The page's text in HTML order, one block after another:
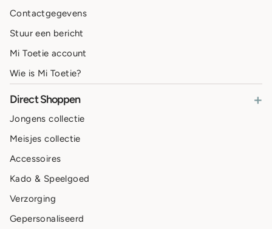
Contactgegevens
Stuur een bericht
Mi Toetie account
Wie is Mi Toetie?
Direct Shoppen +
Jongens collectie
Meisjes collectie
Accessoires
Kado & Speelgoed
Verzorging
Gepersonaliseerd